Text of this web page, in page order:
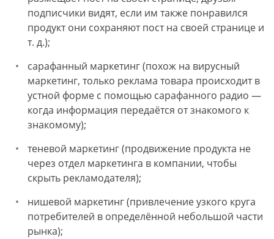
подписчики видят, если им также понравился
продукт они сохраняют пост на своей странице и
т. д.);
сарафанный маркетинг (похож на вирусный
маркетинг, только реклама товара происходит в
устной форме с помощью сарафанного радио —
когда информация передаётся от знакомого к
знакомому);
теневой маркетинг (продвижение продукта не
через отдел маркетинга в компании, чтобы
скрыть рекламодателя);
нишевой маркетинг (привлечение узкого круга
потребителей в определённой небольшой части
рынка);